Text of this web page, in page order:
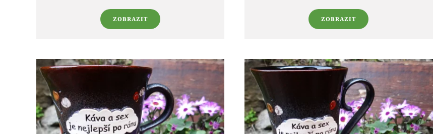
ZOBRAZIT ZOBRAZIT